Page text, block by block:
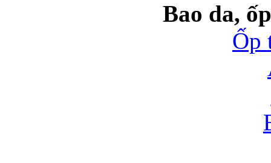
Bao da,
Ốp